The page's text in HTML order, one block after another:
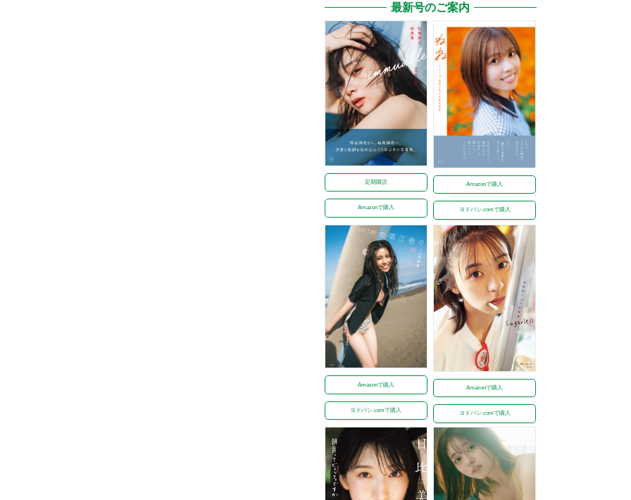
最新号のご案内
定期購読
Amazonで購入
Amazonで購入
ヨドバシ.comで購入
Amazonで購入
ヨドバシ.comで購入
Amazonで購入
ヨドバシ.comで購入